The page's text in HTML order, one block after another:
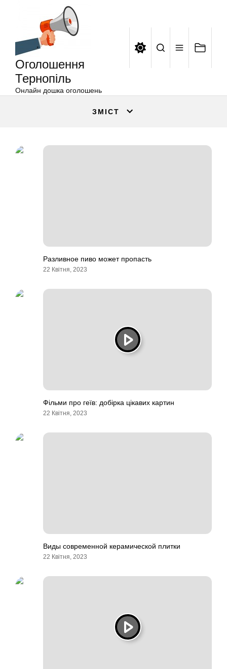
Оголошення
Тернопіль
Онлайн дошка оголошень
ЗМІСТ
Разливное пиво может пропасть
22 Квітня, 2023
Фільми про геїв: добірка цікавих картин
22 Квітня, 2023
Виды современной керамической плитки
22 Квітня, 2023